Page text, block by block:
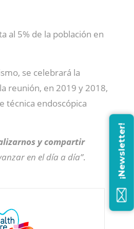
al 5% de la población en
se celebrará la
reunión, en 2019 y 2018,
técnica endoscópica
y compartir
en el día a día”. ¡Newsletter!